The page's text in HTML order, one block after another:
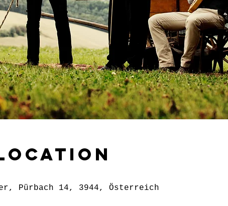
Pürbach 14, 3944, Österreich